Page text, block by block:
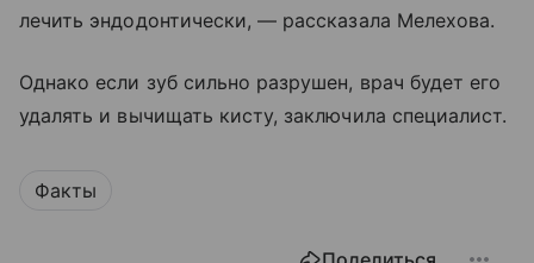
лечить эндодонтически, — рассказала Мелехова.
Однако если зуб сильно разрушен, врач будет его
удалять и вычищать кисту, заключила специалист.
Факты